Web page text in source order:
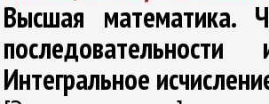
Высшая математика.
Интегральное